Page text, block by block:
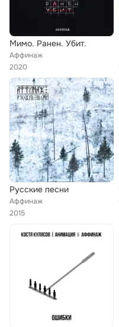
Мимо. Ранен. Убит.
Аффинаж
2020
Русские песни
Аффинаж
2015